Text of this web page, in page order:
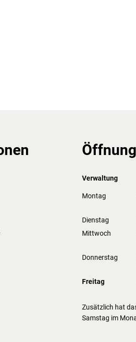
Verwaltung
Montag
Dienstag
Mittwoch
Donnerstag
Freitag
Zusätzlich hat
Samstag im